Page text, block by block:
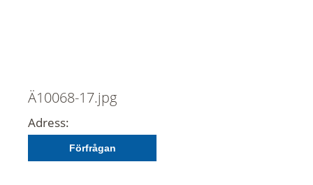
Ä10068-17.jpg
Adress:
Förfrågan